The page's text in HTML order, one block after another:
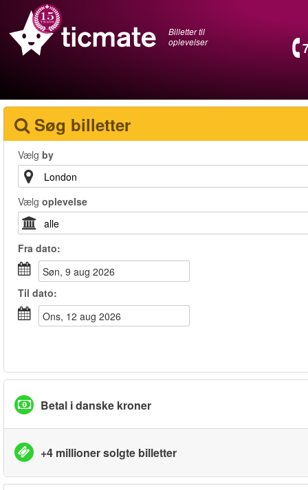
Billetter til
oplevelser
Søg billetter
Vælg by
Vælg oplevelse
Fra dato:
søn, 9 aug 2026
Til dato:
ons, 12 aug 2026
Betal i danske kroner
+4 millioner solgte billetter